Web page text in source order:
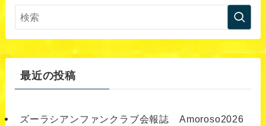
最近の投稿
ズーラシアンファンクラブ会報誌 Amoroso2026